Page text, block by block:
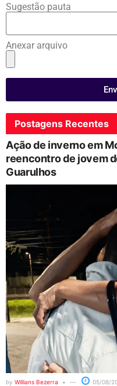
Sugestão pauta
Anexar arquivo
Postagens Recentes
Ação de inverno em
reencontro de jovem
Guarulhos
by Willians Bezerra 05/08/